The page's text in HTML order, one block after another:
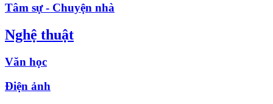
Tâm sự - Chuyện nhà
Nghệ thuật
Văn học
Điện ảnh